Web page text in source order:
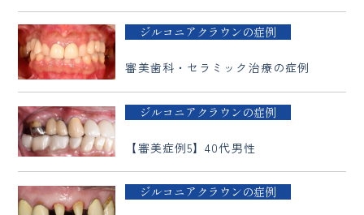
ジルコニアクラウンの症例
審美歯科・セラミック治療の症例
ジルコニアクラウンの症例
【審美症例5】40代男性
ジルコニアクラウンの症例